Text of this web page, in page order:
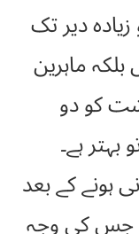
دیر تک
بلکہ ماہرین
کو دو
بہتر ہے۔
ہونے کے بعد
جس کی وجہ